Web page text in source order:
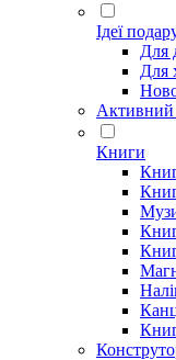
Ідеї
Для
Для
Активний
Книги